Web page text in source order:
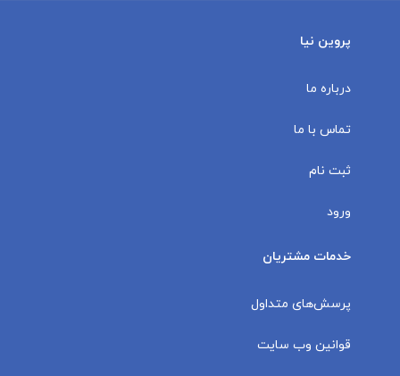
پروین نیا
درباره ما
تماس با ما
ثبت نام
ورود
خدمات مشتریان
پرسش‌های متداول
قوانین وب سایت